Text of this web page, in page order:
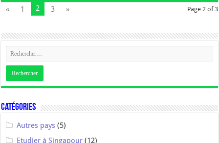
Page 2 of 3
« 1 2 3 »
Catégories
Autres pays (5)
Etudier à Singapour (12)